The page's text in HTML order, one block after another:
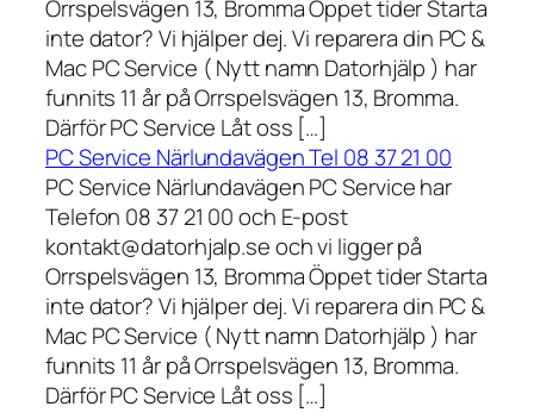
Orrspelsvägen 13, Bromma Öppet tider Starta
inte dator? Vi hjälper dej. Vi reparera din PC &
Mac PC Service ( Nytt namn Datorhjälp ) har
funnits 11 år på Orrspelsvägen 13, Bromma.
Därför PC Service Låt oss […]
PC Service Närlundavägen Tel 08 37 21 00
PC Service Närlundavägen PC Service har
Telefon 08 37 21 00 och E-post
kontakt@datorhjalp.se och vi ligger på
Orrspelsvägen 13, Bromma Öppet tider Starta
inte dator? Vi hjälper dej. Vi reparera din PC &
Mac PC Service ( Nytt namn Datorhjälp ) har
funnits 11 år på Orrspelsvägen 13, Bromma.
Därför PC Service Låt oss […]